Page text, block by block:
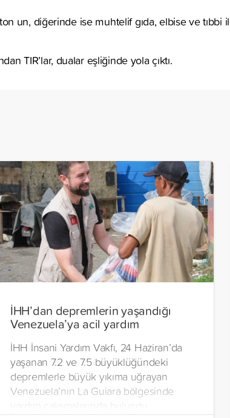
un, diğerinde ise muhtelif gıda, elbise ve
TIR’lar, dualar eşliğinde yola çıktı.
İHH’dan depremlerin yaşandığı
Venezuela’ya acil yardım
İHH İnsani Yardım Vakfı, 24 Haziran’da
yaşanan 7.2 ve 7.5 büyüklüğündeki
depremlerle büyük yıkıma uğrayan
Venezuela’nın La Guiara bölgesinde